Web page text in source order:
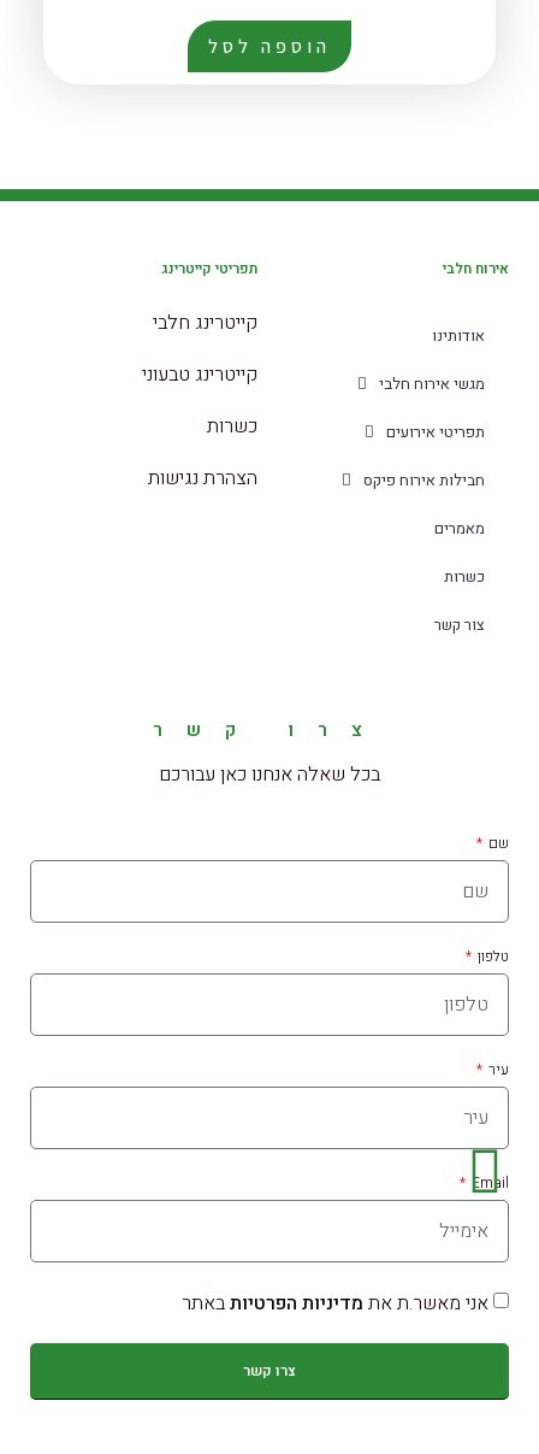
הוספה לסל
אירוח חלבי
אודותינו
מגשי אירוח חלבי
תפריטי אירועים
חבילות אירוח פיקס
מאמרים
כשרות
צור קשר
תפריטי קייטרינג
קייטרינג חלבי
קייטרינג טבעוני
כשרות
הצהרת נגישות
צרו קשר
בכל שאלה אנחנו כאן עבורכם
שם
טלפון
עיר
Email
אני מאשר.ת את מדיניות הפרטיותבאתר
צרו קשר